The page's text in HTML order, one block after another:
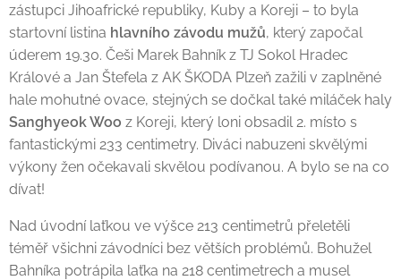
zástupci Jihoafrické republiky, Kuby a Koreji – to byla
startovní listina hlavního závodu mužů, který započal
úderem 19.30. Češi Marek Bahník z TJ Sokol Hradec
Králové a Jan Štefela z AK ŠKODA Plzeň zažili v zaplněné
hale mohutné ovace, stejných se dočkal také miláček haly
Sanghyeok Woo z Koreji, který loni obsadil 2. místo s
fantastickými 233 centimetry. Diváci nabuzeni skvělými
výkony žen očekavali skvělou podívanou. A bylo se na co
dívat!
Nad úvodní laťkou ve výšce 213 centimetrů přeletěli
téměř všichni závodníci bez větších problémů. Bohužel
Bahníka potrápila laťka na 218 centimetrech a musel